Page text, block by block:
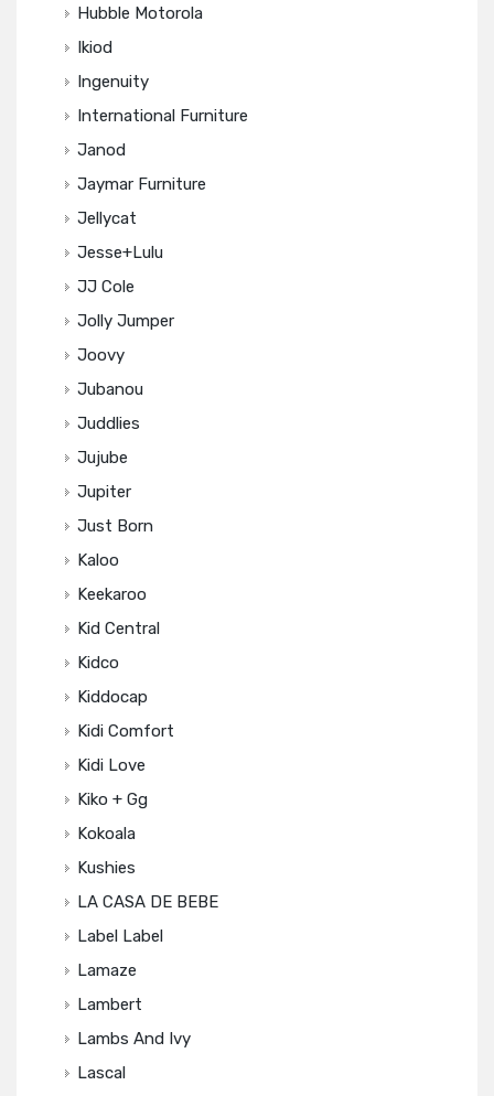
Hubble Motorola
Ikiod
Ingenuity
International Furniture
Janod
Jaymar Furniture
Jellycat
Jesse+Lulu
JJ Cole
Jolly Jumper
Joovy
Jubanou
Juddlies
Jujube
Jupiter
Just Born
Kaloo
Keekaroo
Kid Central
Kidco
Kiddocap
Kidi Comfort
Kidi Love
Kiko + Gg
Kokoala
Kushies
LA CASA DE BEBE
Label Label
Lamaze
Lambert
Lambs And Ivy
Lascal